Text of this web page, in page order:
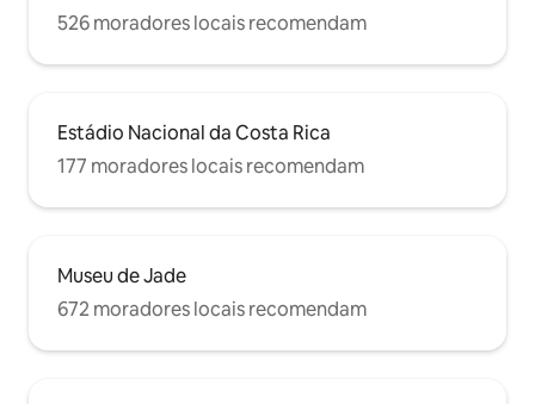
526 moradores locais recomendam
Estádio Nacional da Costa Rica
177 moradores locais recomendam
Museu de Jade
672 moradores locais recomendam